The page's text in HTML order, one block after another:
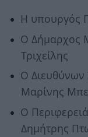
Η υπουργός
Ο Δήμαρχος
Τριχείλης
Ο
Μαρίνης
Ο
Δημήτρης